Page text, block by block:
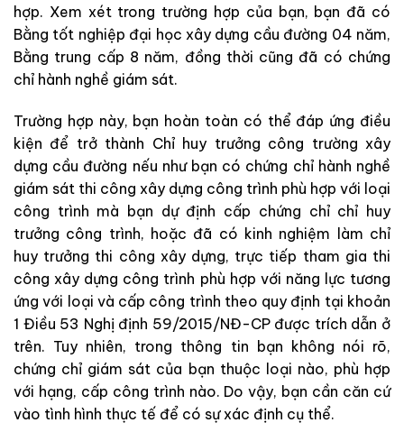
hợp. Xem xét trong trường hợp của bạn, bạn đã có
Bằng tốt nghiệp đại học xây dựng cầu đường 04 năm,
Bằng trung cấp 8 năm, đồng thời cũng đã có chứng
chỉ hành nghề giám sát.
Trường hợp này, bạn hoàn toàn có thể đáp ứng điều
kiện để trở thành Chỉ huy trưởng công trường xây
dựng cầu đường nếu như bạn có chứng chỉ hành nghề
giám sát thi công xây dựng công trình phù hợp với loại
công trình mà bạn dự định cấp chứng chỉ chỉ huy
trưởng công trình, hoặc đã có kinh nghiệm làm chỉ
huy trưởng thi công xây dựng, trực tiếp tham gia thi
công xây dựng công trình phù hợp với năng lực tương
ứng với loại và cấp công trình theo quy định tại khoản
1 Điều 53 Nghị định 59/2015/NĐ-CP được trích dẫn ở
trên. Tuy nhiên, trong thông tin bạn không nói rõ,
chứng chỉ giám sát của bạn thuộc loại nào, phù hợp
với hạng, cấp công trình nào. Do vậy, bạn cần căn cứ
vào tình hình thực tế để có sự xác định cụ thể.